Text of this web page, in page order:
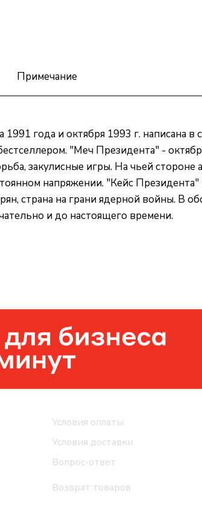
Примечание
года и октября 1993 г. написана
"Меч Президента" -
закулисные игры. На чьей
напряжении. "Кейс Президента"
страна на грани ядерной войны. В
и до настоящего времени.
Условия оплаты
Условия доставки
Вопрос-ответ
Возврат товаров